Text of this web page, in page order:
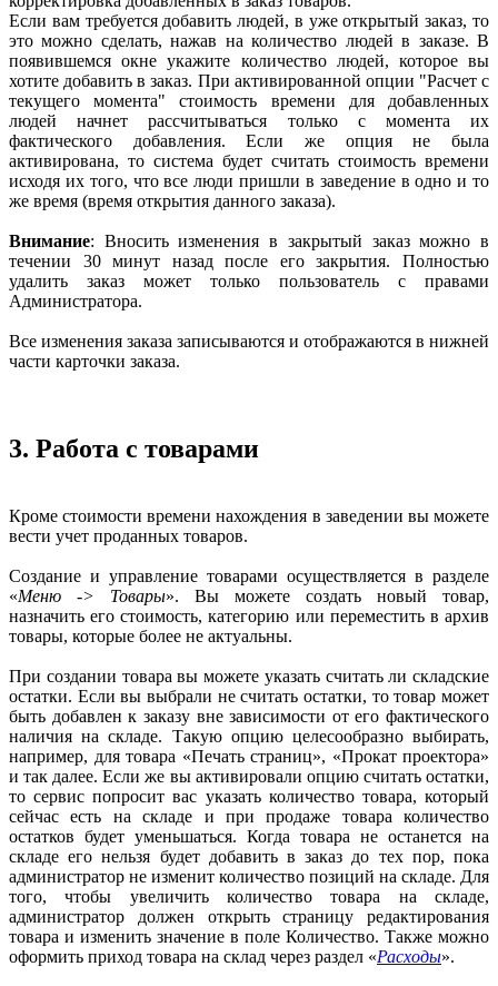
Если вам требуется добавить людей, в уже открытый заказ, то
это можно сделать, нажав на количество людей в заказе. В
появившемся окне укажите количество людей, которое вы
хотите добавить в заказ. При активированной опции "Расчет с
текущего момента" стоимость времени для добавленных
людей начнет рассчитываться только с момента их
фактического добавления. Если же опция не была
активирована, то система будет считать стоимость времени
исходя их того, что все люди пришли в заведение в одно и то
же время (время открытия данного заказа).
Внимание: Вносить изменения в закрытый заказ можно в
течении 30 минут назад после его закрытия. Полностью
удалить заказ может только пользователь с правами
Администратора.
Все изменения заказа записываются и отображаются в нижней
части карточки заказа.
3. Работа с товарами
Кроме стоимости времени нахождения в заведении вы можете
вести учет проданных товаров.
Создание и управление товарами осуществляется в разделе
«Меню -> Товары». Вы можете создать новый товар,
назначить его стоимость, категорию или переместить в архив
товары, которые более не актуальны.
При создании товара вы можете указать считать ли складские
остатки. Если вы выбрали не считать остатки, то товар может
быть добавлен к заказу вне зависимости от его фактического
наличия на складе. Такую опцию целесообразно выбирать,
например, для товара «Печать страниц», «Прокат проектора»
и так далее. Если же вы активировали опцию считать остатки,
то сервис попросит вас указать количество товара, который
сейчас есть на складе и при продаже товара количество
остатков будет уменьшаться. Когда товара не останется на
складе его нельзя будет добавить в заказ до тех пор, пока
администратор не изменит количество позиций на складе. Для
того, чтобы увеличить количество товара на складе,
администратор должен открыть страницу редактирования
товара и изменить значение в поле Количество. Также можно
оформить приход товара на склад через раздел «Расходы».